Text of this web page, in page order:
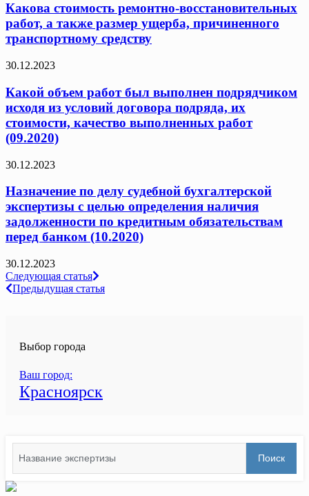
Какова стоимость ремонтно-восстановительных
работ, а также размер ущерба, причиненного
транспортному средству
30.12.2023
Какой объем работ был выполнен подрядчиком
исходя из условий договора подряда, их
стоимости, качество выполненных работ
(09.2020)
30.12.2023
Назначение по делу судебной бухгалтерской
экспертизы с целью определения наличия
задолженности по кредитным обязательствам
перед банком (10.2020)
30.12.2023
Навигация
по
Следующая статья
Предыдущая статья
Выбор города
Ваш город:
Красноярск
for:
Поиск